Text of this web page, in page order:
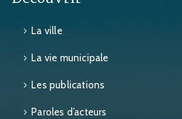
La ville
La vie municipale
Les publications
Paroles d’acteurs